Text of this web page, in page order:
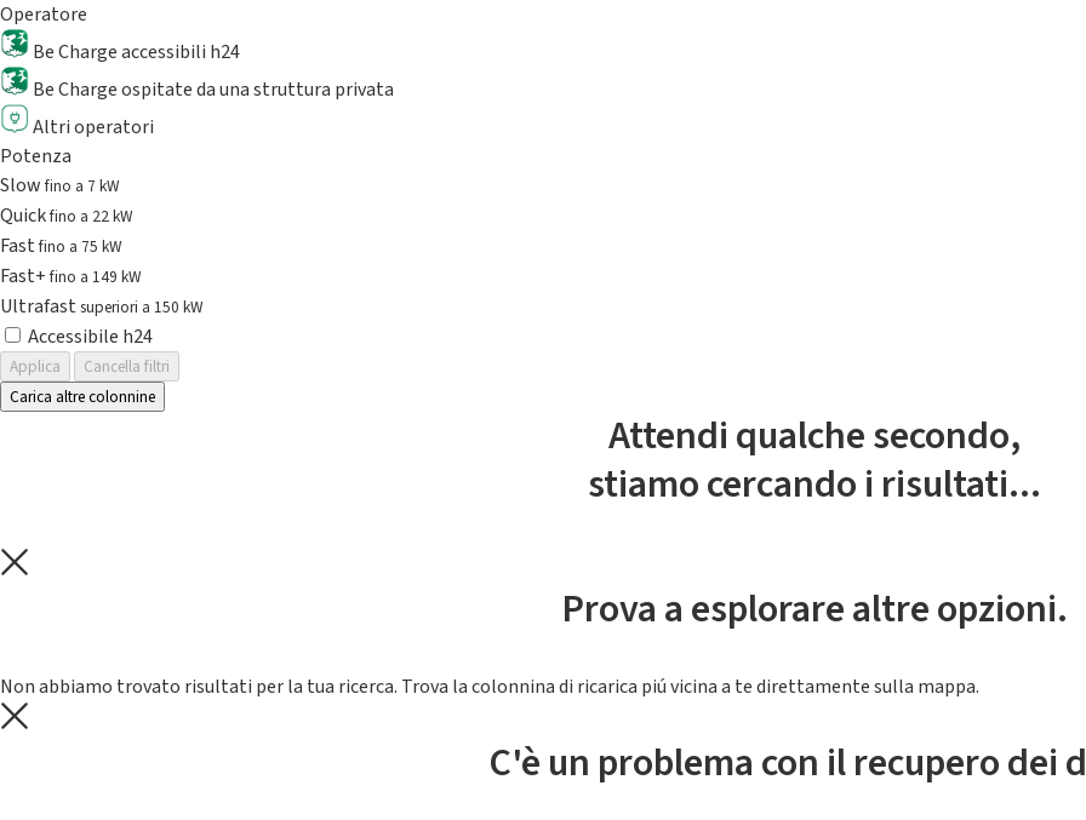
Operatore
Be Charge accessibili h24
Be Charge ospitate da una struttura privata
Altri operatori
Potenza
Slowfino a 7 kW
Quickfino a 22 kW
Fastfino a 75 kW
Fast+fino a 149 kW
Ultrafast superiori a 150 kW
Accessibile h24
Applica
Cancella filtri
Carica altre colonnine
Attendi qualche secondo,
stiamo cercando i risultati...
Prova a esplorare altre opzioni.
Non abbiamo trovato risultati per la tua ricerca. Trova la colonnina di ricarica piú vicina a te direttamente sulla mappa.
C'è un problema con il recupero dei